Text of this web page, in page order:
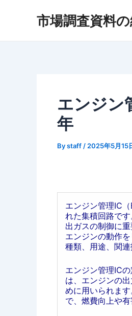
市場調査資料
エンジン
年
Bystaff / 2025年5月15
エンジン管理IC
れた集積回路で
出ガスの制御に
エンジンの動作
種類、用途、関
エンジン管理IC
は、エンジンの
めに用いられま
で、燃費向上や